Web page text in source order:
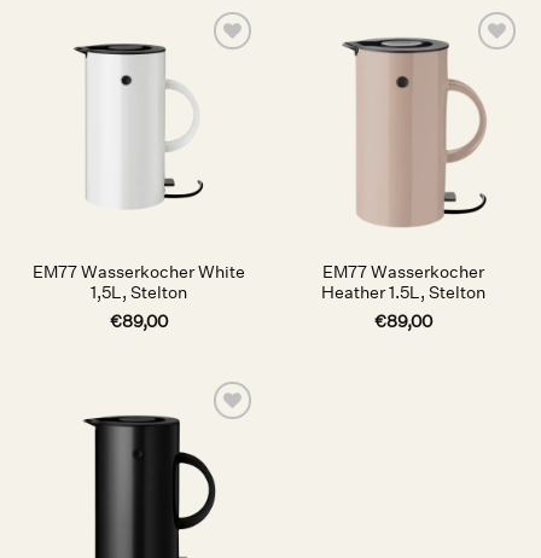
Wunschliste
EM77 Wasserkocher White
1,5L, Stelton
€89,00
Wunschliste
EM77 Wasserkocher
Heather 1.5L, Stelton
€89,00
Wunschliste